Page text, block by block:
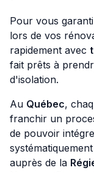
Pour vous
lors de vos
rapidement avec
fait prêts à
d'isolation.
Au Québec,
franchir un
de pouvoir
auprès de la